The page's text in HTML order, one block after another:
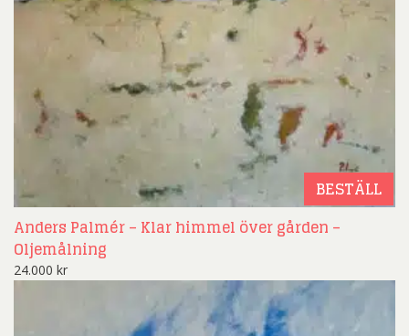
BESTÄLL
Anders Palmér – Klar himmel över gården –
Oljemålning
24.000 kr